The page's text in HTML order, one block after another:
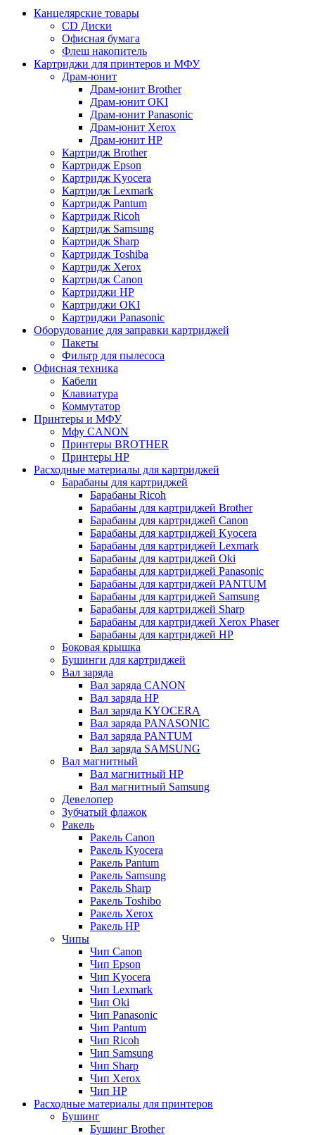
Канцелярские товары
CD Диски
Офисная бумага
Флеш накопитель
Картриджи для принтеров и МФУ
Драм-юнит
Драм-юнит Brother
Драм-юнит OKI
Драм-юнит Panasonic
Драм-юнит Xerox
Драм-юнит НР
Картридж Brother
Картридж Epson
Картридж Kyocera
Картридж Lexmark
Картридж Pantum
Картридж Ricoh
Картридж Samsung
Картридж Sharp
Картридж Toshiba
Картридж Xerox
Картридж Сanon
Картриджи HP
Картриджи OKI
Картриджи Panasonic
Оборудование для заправки картриджей
Пакеты
Фильтр для пылесоса
Офисная техника
Кабели
Клавиатура
Коммутатор
Принтеры и МФУ
Мфу CANON
Принтеры BROTHER
Принтеры HP
Расходные материалы для картриджей
Барабаны для картриджей
Барабаны Ricoh
Барабаны для картриджей Brother
Барабаны для картриджей Canon
Барабаны для картриджей Kyocera
Барабаны для картриджей Lexmark
Барабаны для картриджей Oki
Барабаны для картриджей Panasonic
Барабаны для картриджей PANTUM
Барабаны для картриджей Samsung
Барабаны для картриджей Sharp
Барабаны для картриджей Xerox Phaser
Барабаны для картриджей НР
Боковая крышка
Бушинги для картриджей
Вал заряда
Вал заряда CANON
Вал заряда HP
Вал заряда KYOCERA
Вал заряда PANASONIC
Вал заряда PANTUM
Вал заряда SAMSUNG
Вал магнитный
Вал магнитный HP
Вал магнитный Samsung
Девелопер
Зубчатый флажок
Ракель
Ракель Canon
Ракель Kyocera
Ракель Pantum
Ракель Samsung
Ракель Sharp
Ракель Toshibo
Ракель Xerox
Ракель НР
Чипы
Чип Canon
Чип Epson
Чип Kyocera
Чип Lexmark
Чип Oki
Чип Panasonic
Чип Pantum
Чип Ricoh
Чип Samsung
Чип Sharp
Чип Xerox
Чип НР
Расходные материалы для принтеров
Бушинг
Бушинг Brother